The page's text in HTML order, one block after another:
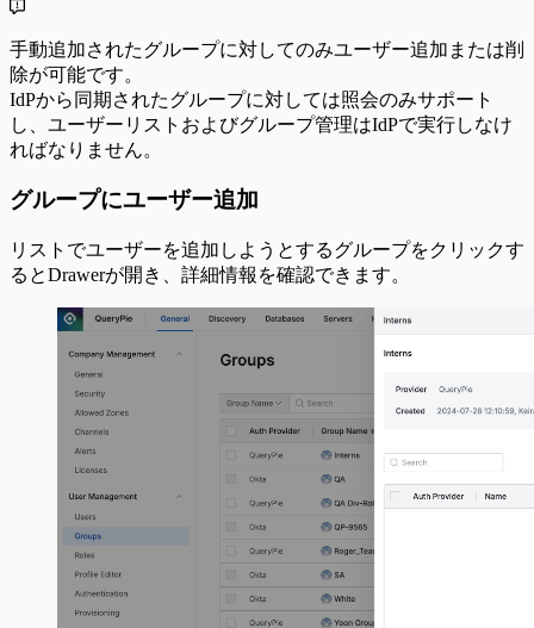
手動追加されたグループに対してのみユーザー追加または削
除が可能です。
IdPから同期されたグループに対しては照会のみサポート
し、ユーザーリストおよびグループ管理はIdPで実行しなけ
ればなりません。
グループにユーザー追加
リストでユーザーを追加しようとするグループをクリックす
るとDrawerが開き、詳細情報を確認できます。